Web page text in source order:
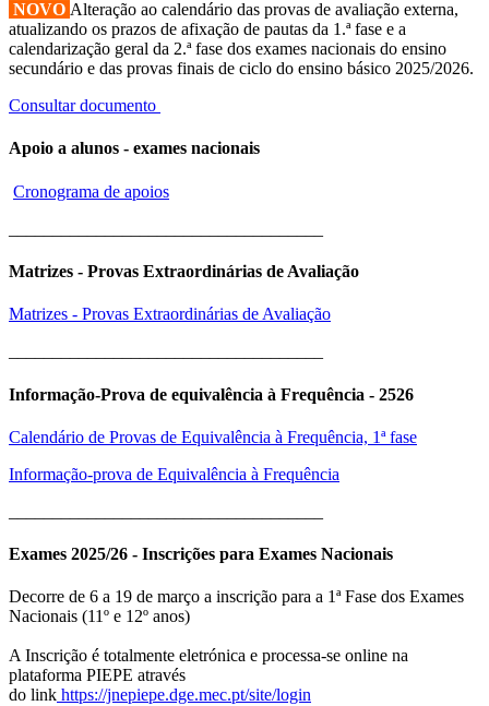
NOVO Alteração ao calendário das provas de avaliação externa,
atualizando os prazos de afixação de pautas da 1.ª fase e a
calendarização geral da 2.ª fase dos exames nacionais do ensino
secundário e das provas finais de ciclo do ensino básico 2025/2026.
Consultar documento
Apoio a alunos - exames nacionais
Cronograma de apoios
Matrizes - Provas Extraordinárias de Avaliação
Matrizes - Provas Extraordinárias de Avaliação
Informação-Prova de equivalência à Frequência - 2526
Calendário de Provas de Equivalência à Frequência, 1ª fase
Informação-prova de Equivalência à Frequência
Exames 2025/26 - Inscrições para Exames Nacionais
Decorre de 6 a 19 de março a inscrição para a 1ª Fase dos Exames
Nacionais (11º e 12º anos)
A Inscrição é totalmente eletrónica e processa-se online na
plataforma PIEPE através
do link https://jnepiepe.dge.mec.pt/site/login